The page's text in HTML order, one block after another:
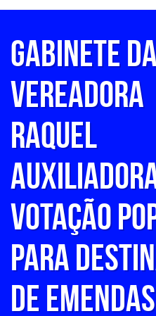
Gabinete
vereadora
Raquel
votação
para
de emendas